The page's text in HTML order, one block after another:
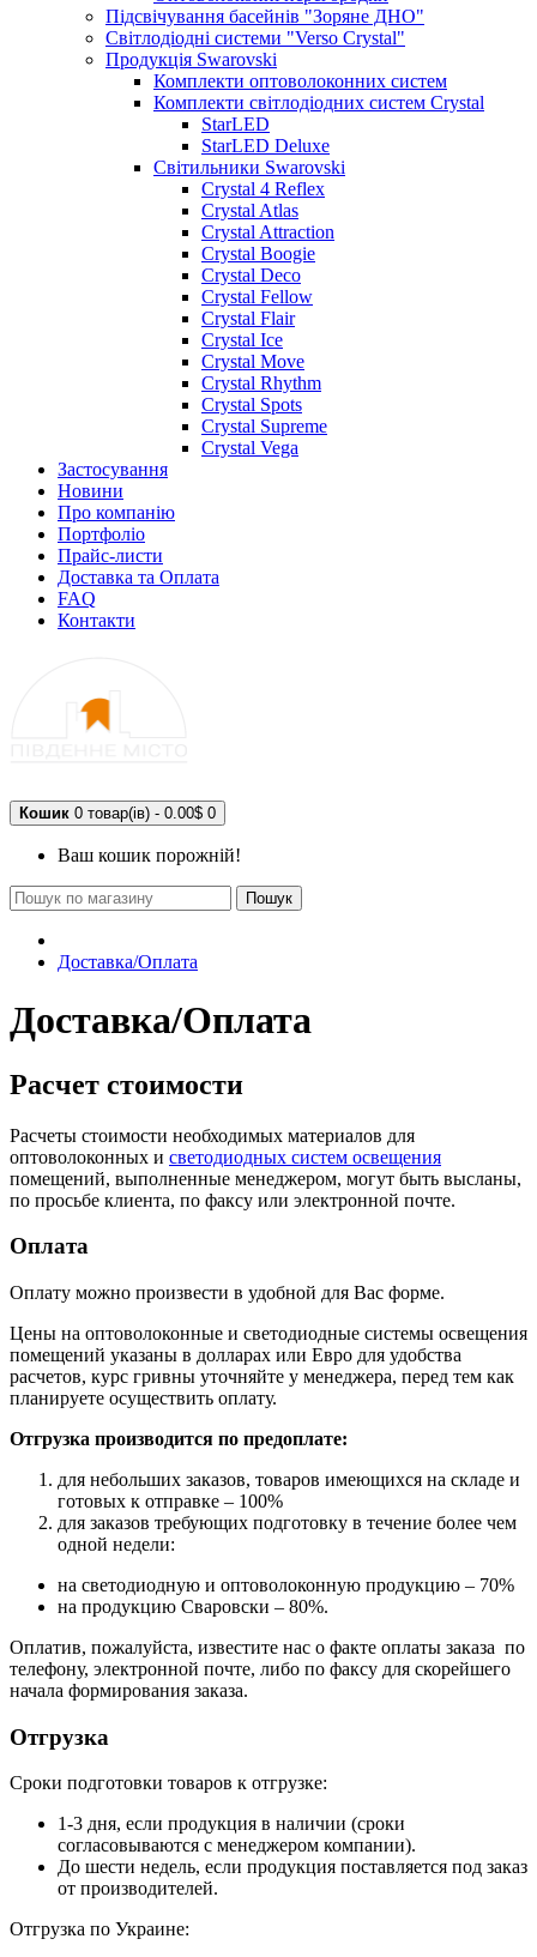
Підсвічування басейнів "Зоряне ДНО"
Світлодіодні системи "Verso Crystal"
Продукція Swarovski
Комплекти оптоволоконних систем
Комплекти світлодіодних систем Crystal
StarLED
StarLED Deluxe
Світильники Swarovski
Crystal 4 Reflex
Crystal Atlas
Crystal Attraction
Crystal Boogie
Crystal Deco
Crystal Fellow
Crystal Flair
Crystal Ice
Crystal Move
Crystal Rhythm
Crystal Spots
Crystal Supreme
Crystal Vega
Застосування
Новини
Про компанію
Портфоліо
Прайс-листи
Доставка та Оплата
FAQ
Контакти
Кошик 0 товар(ів) - 0.00$ 0
Ваш кошик порожній!
Пошук
Доставка/Оплата
Доставка/Оплата
Расчет стоимости
Расчеты стоимости необходимых материалов для
оптоволоконных и светодиодных систем освещения
помещений, выполненные менеджером, могут быть высланы,
по просьбе клиента, по факсу или электронной почте.
Оплата
Оплату можно произвести в удобной для Вас форме.
Цены на оптоволоконные и светодиодные системы освещения
помещений указаны в долларах или Евро для удобства
расчетов, курс гривны уточняйте у менеджера, перед тем как
планируете осуществить оплату.
Отгрузка производится по предоплате:
для небольших заказов, товаров имеющихся на складе и
готовых к отправке – 100%
для заказов требующих подготовку в течение более чем
одной недели:
на светодиодную и оптоволоконную продукцию – 70%
на продукцию Сваровски – 80%.
Оплатив, пожалуйста, известите нас о факте оплаты заказа по
телефону, электронной почте, либо по факсу для скорейшего
начала формирования заказа.
Отгрузка
Сроки подготовки товаров к отгрузке:
1-3 дня, если продукция в наличии (сроки
согласовываются с менеджером компании).
До шести недель, если продукция поставляется под заказ
от производителей.
Отгрузка по Украине: